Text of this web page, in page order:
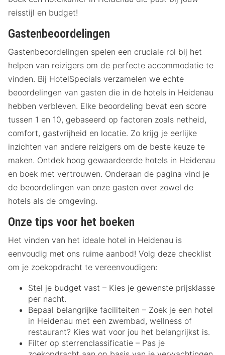
reisstijl en budget!
Gastenbeoordelingen
Gastenbeoordelingen spelen een cruciale rol bij het
helpen van reizigers om de perfecte accommodatie te
vinden. Bij HotelSpecials verzamelen we echte
beoordelingen van gasten die in de hotels in Heidenau
hebben verbleven. Elke beoordeling bevat een score
tussen 1 en 10, gebaseerd op factoren zoals netheid,
comfort, gastvrijheid en locatie. Zo krijg je eerlijke
inzichten van andere reizigers om de beste keuze te
maken. Ontdek hoog gewaardeerde hotels in Heidenau
en boek met vertrouwen. Onderaan de pagina vind je
de beoordelingen van onze gasten over zowel de
hotels als de omgeving.
Onze tips voor het boeken
Het vinden van het ideale hotel in Heidenau is
eenvoudig met ons ruime aanbod! Volg deze checklist
om je zoekopdracht te vereenvoudigen:
Stel je budget vast – Kies je gewenste prijsklasse
per nacht.
Bepaal belangrijke faciliteiten – Zoek je een hotel
in Heidenau met een zwembad, wellness of
restaurant? Kies wat voor jou het belangrijkst is.
Filter op sterrenclassificatie – Pas je